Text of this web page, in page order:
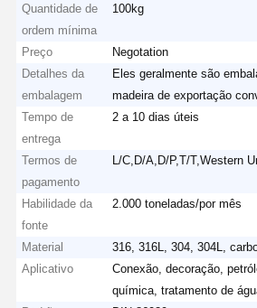
Quantidade de
ordem mínima
100kg
Preço
Negotation
Detalhes da
embalagem
Eles geralmente são
madeira de exportação
Tempo de
entrega
2 a 10 dias úteis
Termos de
pagamento
L/C,D/A,D/P,T/T,Western
Habilidade da
fonte
2.000 toneladas/por mês
Material
316, 316L, 304, 304L,
Aplicativo
Conexão, decoração,
química, tratamento de